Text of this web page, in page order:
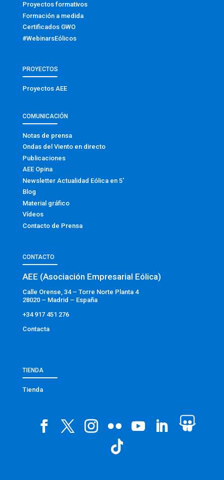
Proyectos formativos
Formación a medida
Certificados GWO
#WebinarsEólicos
PROYECTOS
Proyectos AEE
COMUNICACIÓN
Notas de prensa
Ondas del Viento en directo
Publicaciones
AEE Opina
Newsletter Actualidad Eólica en 5′
Blog
Material gráfico
Vídeos
Contacto de Prensa
CONTACTO
AEE (Asociación Empresarial Eólica)
Calle Orense, 34 – Torre Norte Planta 4
28020 – Madrid – España
+34 917 451 276
Contacta
TIENDA
Tienda